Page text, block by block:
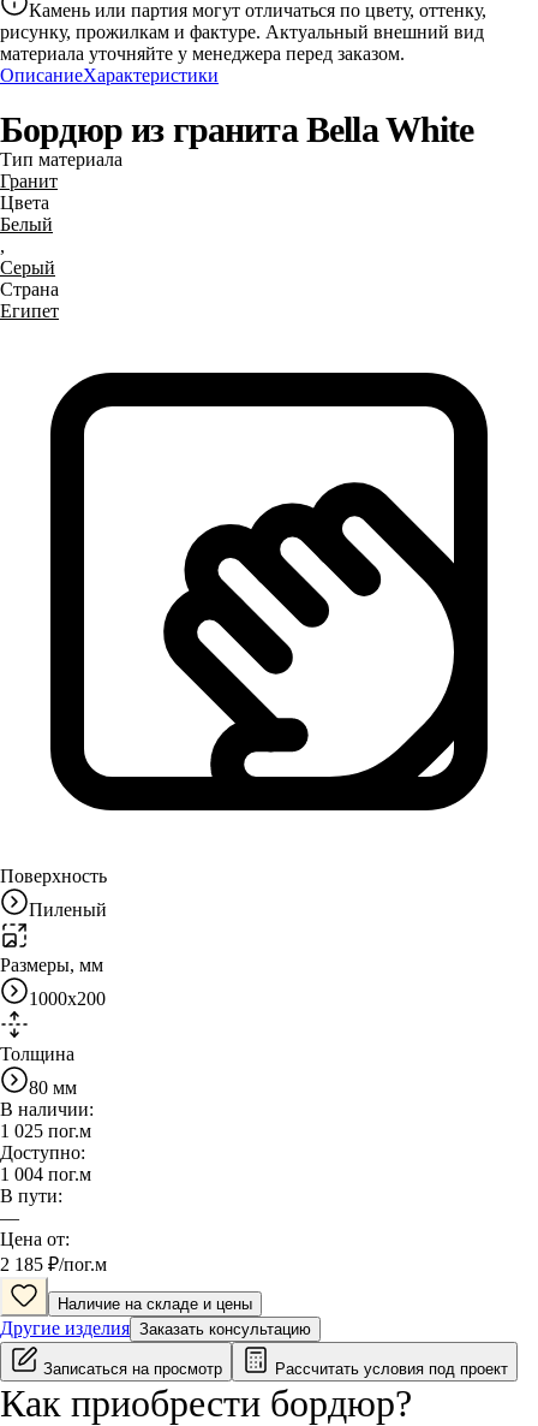
Камень или партия могут отличаться по цвету, оттенку,
рисунку, прожилкам и фактуре. Актуальный внешний вид
материала уточняйте у менеджера перед заказом.
ОписаниеХарактеристики
Бордюр из гранита Bella White
Тип материала
Гранит
Цвета
Белый
,
Серый
Страна
Египет
Поверхность
Пиленый
Размеры, мм
1000x200
Толщина
80 мм
В наличии:
1 025 пог.м
Доступно:
1 004 пог.м
В пути:
—
Цена от:
2 185 ₽/пог.м
Наличие на складе и цены
Другие изделия Заказать консультацию
Записаться на просмотр Рассчитать условия под проект
Как приобрести бордюр?